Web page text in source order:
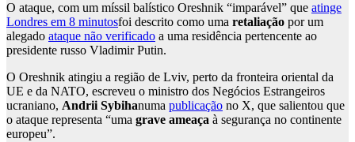
O ataque, com um míssil balístico Oreshnik “imparável” que atinge
Londres em 8 minutosfoi descrito como uma retaliação por um
alegado ataque não verificado a uma residência pertencente ao
presidente russo Vladimir Putin.
O Oreshnik atingiu a região de Lviv, perto da fronteira oriental da
UE e da NATO, escreveu o ministro dos Negócios Estrangeiros
ucraniano, Andrii Sybihanuma publicação no X, que salientou que
o ataque representa “uma grave ameaça à segurança no continente
europeu”.